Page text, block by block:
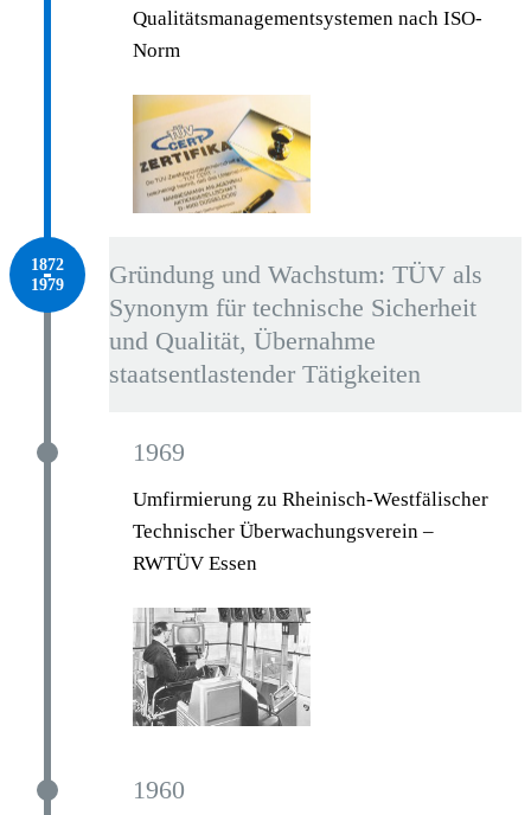
Qualitätsmanagementsystemen nach ISO-
Norm
1872 – 1979
1872
1979
Gründung und Wachstum: TÜV als
Synonym für technische Sicherheit
und Qualität, Übernahme
staatsentlastender Tätigkeiten
1969
Umfirmierung zu Rheinisch-Westfälischer
Technischer Überwachungsverein –
RWTÜV Essen
1960